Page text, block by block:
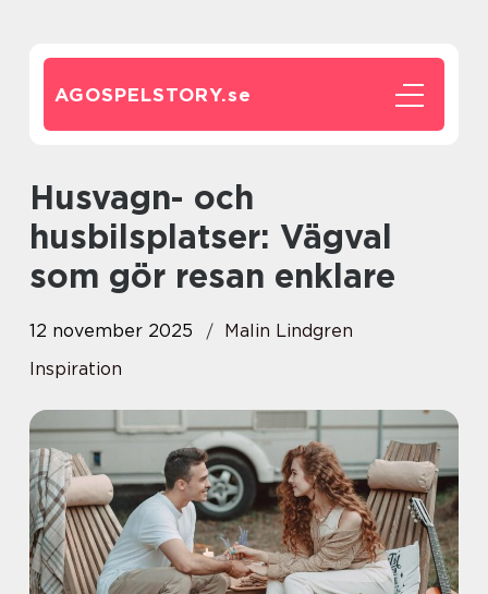
AGOSPELSTORY.se
Husvagn- och
husbilsplatser: Vägval
som gör resan enklare
12 november 2025
Malin Lindgren
Inspiration